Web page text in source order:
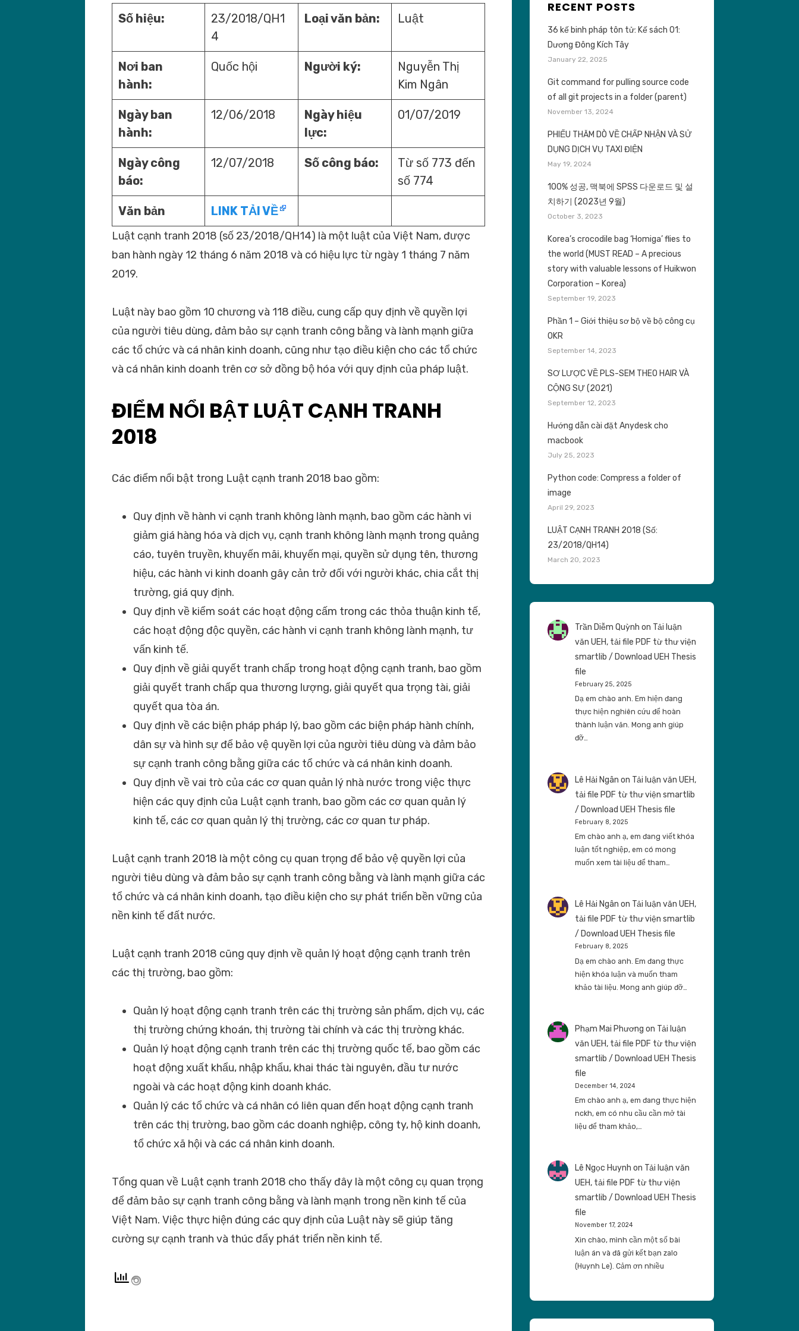
Số hiệu:
23/2018/QH1
4
Loại văn bản: Luật
Nơi ban
hành:
Quốc hội Người ký:
Nguyễn Thị
Kim Ngân
Ngày ban
hành:
12/06/2018
Ngày hiệu
lực:
01/07/2019
Ngày công
báo:
12/07/2018 Số công báo:
Từ số 773 đến
số 774
Văn bản LINK TẢI VỀ
Luật cạnh tranh 2018 (số 23/2018/QH14) là một luật của Việt Nam, được
ban hành ngày 12 tháng 6 năm 2018 và có hiệu lực từ ngày 1 tháng 7 năm
2019.
Luật này bao gồm 10 chương và 118 điều, cung cấp quy định về quyền lợi
của người tiêu dùng, đảm bảo sự cạnh tranh công bằng và lành mạnh giữa
các tổ chức và cá nhân kinh doanh, cũng như tạo điều kiện cho các tổ chức
và cá nhân kinh doanh trên cơ sở đồng bộ hóa với quy định của pháp luật.
ĐIỂM NỔI BẬT LUẬT CẠNH TRANH
2018
Các điểm nổi bật trong Luật cạnh tranh 2018 bao gồm:
Quy định về hành vi cạnh tranh không lành mạnh, bao gồm các hành vi
giảm giá hàng hóa và dịch vụ, cạnh tranh không lành mạnh trong quảng
cáo, tuyên truyền, khuyến mãi, khuyến mại, quyền sử dụng tên, thương
hiệu, các hành vi kinh doanh gây cản trở đối với người khác, chia cắt thị
trường, giá quy định.
Quy định về kiểm soát các hoạt động cấm trong các thỏa thuận kinh tế,
các hoạt động độc quyền, các hành vi cạnh tranh không lành mạnh, tư
vấn kinh tế.
Quy định về giải quyết tranh chấp trong hoạt động cạnh tranh, bao gồm
giải quyết tranh chấp qua thương lượng, giải quyết qua trọng tài, giải
quyết qua tòa án.
Quy định về các biện pháp pháp lý, bao gồm các biện pháp hành chính,
dân sự và hình sự để bảo vệ quyền lợi của người tiêu dùng và đảm bảo
sự cạnh tranh công bằng giữa các tổ chức và cá nhân kinh doanh.
Quy định về vai trò của các cơ quan quản lý nhà nước trong việc thực
hiện các quy định của Luật cạnh tranh, bao gồm các cơ quan quản lý
kinh tế, các cơ quan quản lý thị trường, các cơ quan tư pháp.
Luật cạnh tranh 2018 là một công cụ quan trọng để bảo vệ quyền lợi của
người tiêu dùng và đảm bảo sự cạnh tranh công bằng và lành mạnh giữa các
tổ chức và cá nhân kinh doanh, tạo điều kiện cho sự phát triển bền vững của
nền kinh tế đất nước.
Luật cạnh tranh 2018 cũng quy định về quản lý hoạt động cạnh tranh trên
các thị trường, bao gồm:
Quản lý hoạt động cạnh tranh trên các thị trường sản phẩm, dịch vụ, các
thị trường chứng khoán, thị trường tài chính và các thị trường khác.
Quản lý hoạt động cạnh tranh trên các thị trường quốc tế, bao gồm các
hoạt động xuất khẩu, nhập khẩu, khai thác tài nguyên, đầu tư nước
ngoài và các hoạt động kinh doanh khác.
Quản lý các tổ chức và cá nhân có liên quan đến hoạt động cạnh tranh
trên các thị trường, bao gồm các doanh nghiệp, công ty, hộ kinh doanh,
tổ chức xã hội và các cá nhân kinh doanh.
Tổng quan về Luật cạnh tranh 2018 cho thấy đây là một công cụ quan trọng
để đảm bảo sự cạnh tranh công bằng và lành mạnh trong nền kinh tế của
Việt Nam. Việc thực hiện đúng các quy định của Luật này sẽ giúp tăng
cường sự cạnh tranh và thúc đẩy phát triển nền kinh tế.
RECENT POSTS
36 kế binh pháp tôn tử: Kế sách 01:
Dương Đông Kích Tây
January 22, 2025
Git command for pulling source code
of all git projects in a folder (parent)
November 13, 2024
PHIẾU THĂM DÒ VỀ CHẤP NHẬN VÀ SỬ
DỤNG DỊCH VỤ TAXI ĐIỆN
May 19, 2024
100% 성공, 맥북에 SPSS 다운로드 및 설
치하기 (2023년 9월)
October 3, 2023
Korea’s crocodile bag ‘Homiga’ flies to
the world (MUST READ – A precious
story with valuable lessons of Huikwon
Corporation – Korea)
September 19, 2023
Phần 1 – Giới thiệu sơ bộ về bộ công cụ
OKR
September 14, 2023
SƠ LƯỢC VỀ PLS-SEM THEO HAIR VÀ
CỘNG SỰ (2021)
September 12, 2023
Hướng dẫn cài đặt Anydesk cho
macbook
July 25, 2023
Python code: Compress a folder of
image
April 29, 2023
LUẬT CẠNH TRANH 2018 (Số:
23/2018/QH14)
March 20, 2023
Trần Diễm Quỳnh on Tải luận
văn UEH, tải file PDF từ thư viện
smartlib / Download UEH Thesis
file
February 25, 2025
Dạ em chào anh. Em hiện đang
thực hiện nghiên cứu để hoàn
thành luận văn. Mong anh giúp
đỡ…
Lê Hải Ngân on Tải luận văn UEH,
tải file PDF từ thư viện smartlib
/ Download UEH Thesis file
February 8, 2025
Em chào anh ạ, em đang viết khóa
luận tốt nghiệp, em có mong
muốn xem tài liệu để tham…
Lê Hải Ngân on Tải luận văn UEH,
tải file PDF từ thư viện smartlib
/ Download UEH Thesis file
February 8, 2025
Dạ em chào anh. Em đang thực
hiện khóa luận và muốn tham
khảo tài liệu. Mong anh giúp đỡ…
Phạm Mai Phương on Tải luận
văn UEH, tải file PDF từ thư viện
smartlib / Download UEH Thesis
file
December 14, 2024
Em chào anh ạ, em đang thực hiện
nckh, em có nhu cầu cần mở tài
liệu để tham khảo,…
Lê Ngọc Huynh on Tải luận văn
UEH, tải file PDF từ thư viện
smartlib / Download UEH Thesis
file
November 17, 2024
Xin chào, mình cần một số bài
luận án và đã gửi kết bạn zalo
(Huynh Le). Cảm ơn nhiều